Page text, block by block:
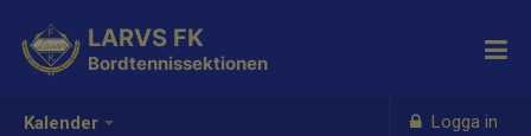
Kalender Logga in
LARVS FK
Bordtennissektionen